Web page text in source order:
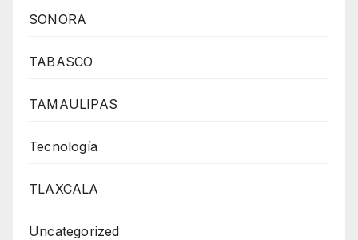
SONORA
TABASCO
TAMAULIPAS
Tecnología
TLAXCALA
Uncategorized